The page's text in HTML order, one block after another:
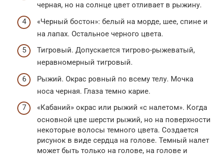
черная, но на солнце цвет отливает в рыжину.
«Черный бостон»: белый на морде, шее, спине и
на лапах. Остальное черного цвета.
Тигровый. Допускается тигрово-рыжеватый,
неравномерный тигровый.
Рыжий. Окрас ровный по всему телу. Мочка
носа черная. Глаза темно карие.
«Кабаний» окрас или рыжий «с налетом». Когда
основной цве шерсти рыжий, но на поверхности
некоторые волосы темного цвета. Создается
рисунок в виде сердца на голове. Темный налет
может быть только на голове, на голове и